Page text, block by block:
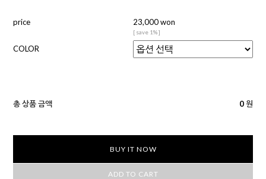
price 23,000 won
[ save 1% ]
COLOR
총 상품 금액 0 원
BUY IT NOW
ADD TO CART